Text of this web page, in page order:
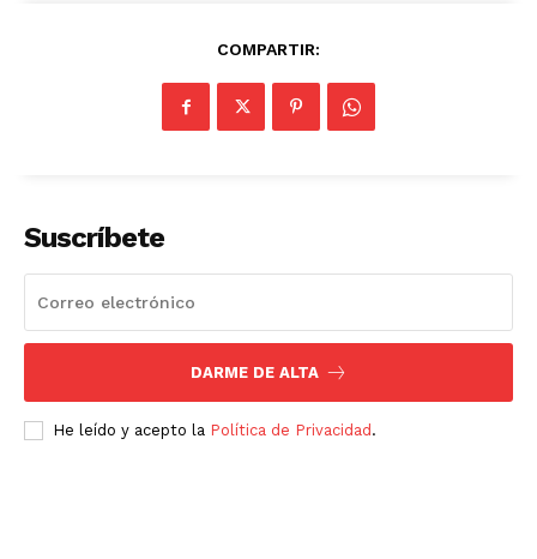
COMPARTIR:
Suscríbete
DARME DE ALTA
He leído y acepto la Política de Privacidad .